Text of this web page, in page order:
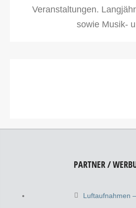
Veranstaltungen.
sowie Musik-
PARTNER /
Luftaufnahmen